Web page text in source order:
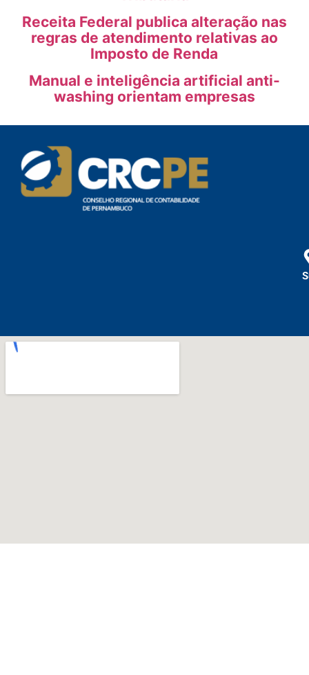
Receita Federal publica alteração nas
regras de atendimento relativas ao
Imposto de Renda
Manual e inteligência artificial anti-
washing orientam empresas